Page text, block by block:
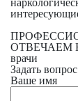
ОТВЕЧАЕМ
врачи
Задать вопрос
Ваше имя